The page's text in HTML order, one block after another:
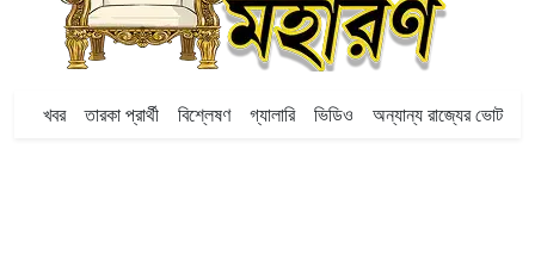
খবর তারকা প্রার্থী বিশ্লেষণ গ্যালারি ভিডিও অন্যান্য রাজ্যের ভোট